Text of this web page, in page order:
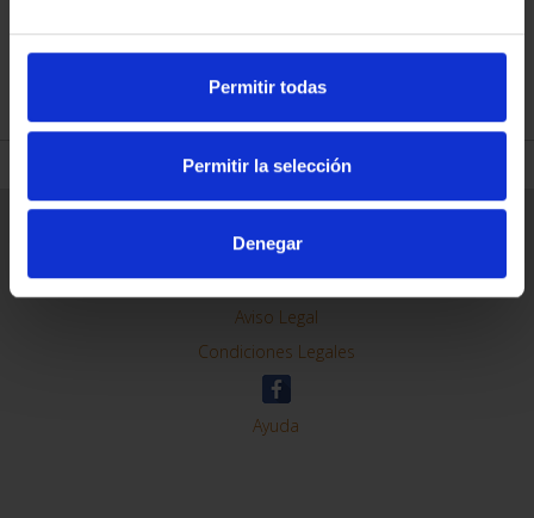
Permitir todas
Permitir la selección
Denegar
REFINE
Contacto
Preguntas Frequentes (FAQs)
Aviso Legal
Condiciones Legales
Ayuda